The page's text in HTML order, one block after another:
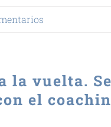
la vuelta.
el